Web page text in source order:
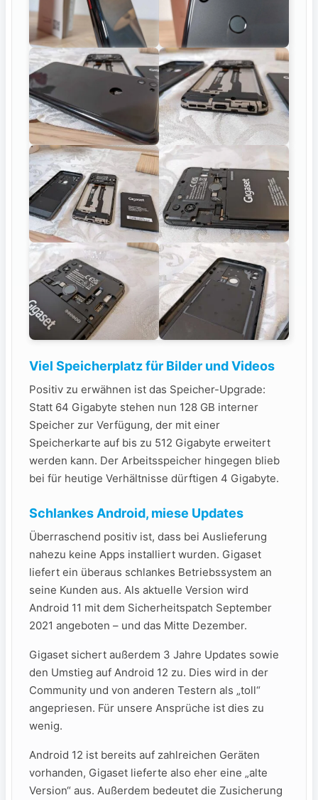
Viel Speicherplatz für Bilder und Videos
Positiv zu erwähnen ist das Speicher-Upgrade:
Statt 64 Gigabyte stehen nun 128 GB interner
Speicher zur Verfügung, der mit einer
Speicherkarte auf bis zu 512 Gigabyte erweitert
werden kann. Der Arbeitsspeicher hingegen blieb
bei für heutige Verhältnisse dürftigen 4 Gigabyte.
Schlankes Android, miese Updates
Überraschend positiv ist, dass bei Auslieferung
nahezu keine Apps installiert wurden. Gigaset
liefert ein überaus schlankes Betriebssystem an
seine Kunden aus. Als aktuelle Version wird
Android 11 mit dem Sicherheitspatch September
2021 angeboten – und das Mitte Dezember.
Gigaset sichert außerdem 3 Jahre Updates sowie
den Umstieg auf Android 12 zu. Dies wird in der
Community und von anderen Testern als „toll“
angepriesen. Für unsere Ansprüche ist dies zu
wenig.
Android 12 ist bereits auf zahlreichen Geräten
vorhanden, Gigaset lieferte also eher eine „alte
Version“ aus. Außerdem bedeutet die Zusicherung